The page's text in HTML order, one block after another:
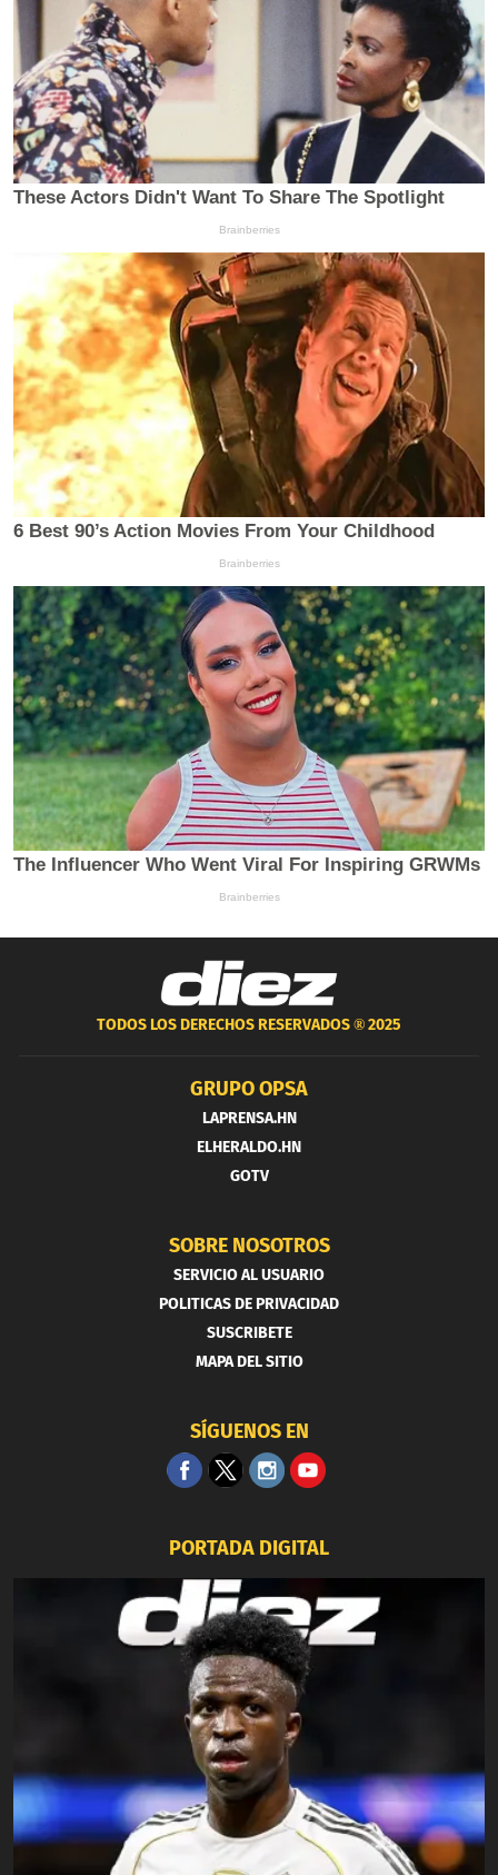
TODOS LOS DERECHOS RESERVADOS ®2025
GRUPO OPSA
LAPRENSA.HN
ELHERALDO.HN
GOTV
SOBRE NOSOTROS
SERVICIO AL USUARIO
POLITICAS DE PRIVACIDAD
SUSCRIBETE
MAPA DEL SITIO
SÍGUENOS EN
PORTADA DIGITAL